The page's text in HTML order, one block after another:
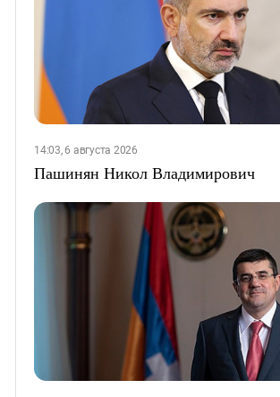
14:03, 6 августа 2026
Пашинян Никол Владимирович